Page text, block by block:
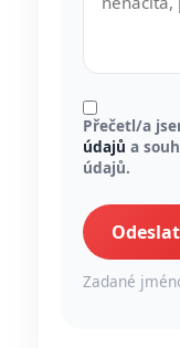
Přečetl/a
údajů a
údajů.
Zadané